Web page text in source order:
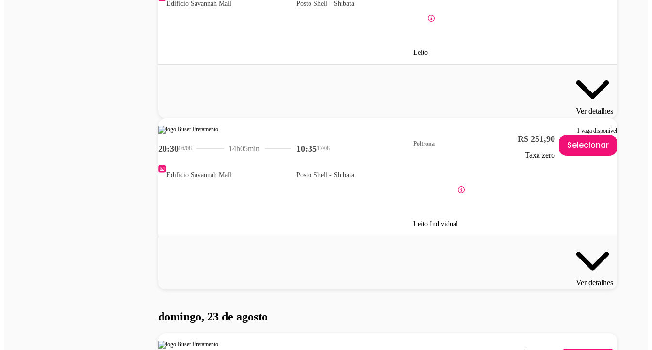
Edificio Savannah Mall Posto Shell - Shibata
Leito
Ver detalhes
1 vaga disponível
20:3016/08
Edificio Savannah Mall
10:3517/08
Posto Shell - Shibata
14h05min
Poltrona
Leito Individual
R$ 251,90
Taxa zero
Selecionar
Ver detalhes
domingo, 23 de agosto